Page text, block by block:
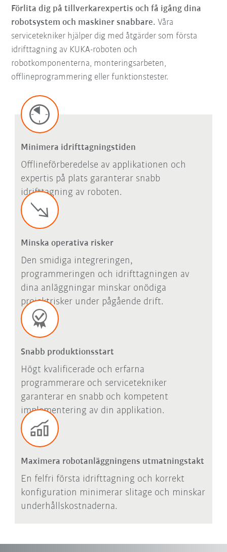
Förlita dig på tillverkarexpertis och få igång dina
robotsystem och maskiner snabbare. Våra
servicetekniker hjälper dig med åtgärder som första
idrifttagning av KUKA-roboten och
robotkomponenterna, monteringsarbeten,
offlineprogrammering eller funktionstester.
Minimera idrifttagningstiden
Offlineförberedelse av applikationen och
expertis på plats garanterar snabb
idrifttagning av roboten.
Minska operativa risker
Den smidiga integreringen,
programmeringen och idrifttagningen av
dina anläggningar minskar onödiga
projektrisker under pågående drift.
Snabb produktionsstart
Högt kvalificerade och erfarna
programmerare och servicetekniker
garanterar en snabb och kompetent
implementering av din applikation.
Maximera robotanläggningens utmatningstakt
En felfri första idrifttagning och korrekt
konfiguration minimerar slitage och minskar
underhållskostnaderna.